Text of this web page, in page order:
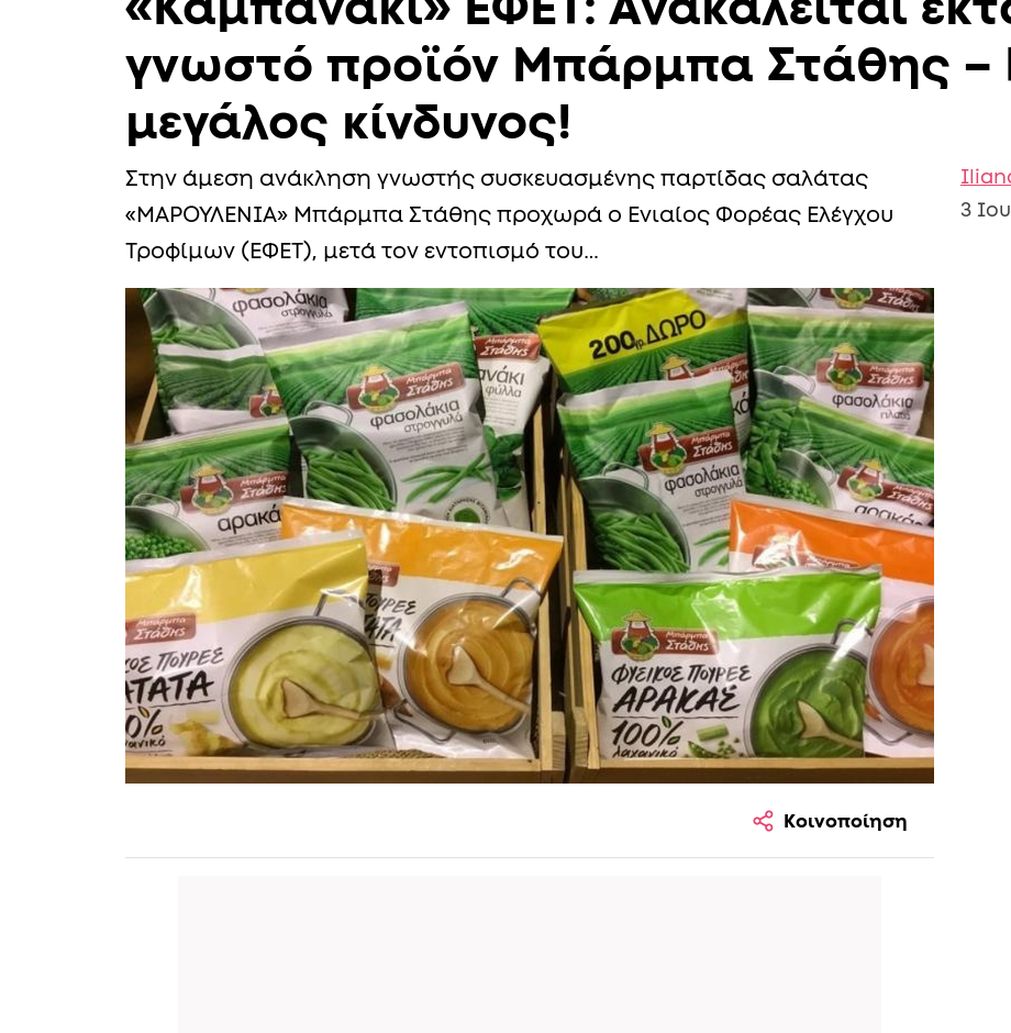
«Καμπανάκι» ΕΦΕΤ: Ανακαλείται
γνωστό προϊόν Μπάρμπα Στάθης –
μεγάλος κίνδυνος!
Στην άμεση ανάκληση γνωστής συσκευασμένης παρτίδας σαλάτας
«ΜΑΡΟΥΛΕΝΙΑ» Μπάρμπα Στάθης προχωρά ο Ενιαίος Φορέας Ελέγχου
Τροφίμων (ΕΦΕΤ), μετά τον εντοπισμό του…
3
Κοινοποίηση